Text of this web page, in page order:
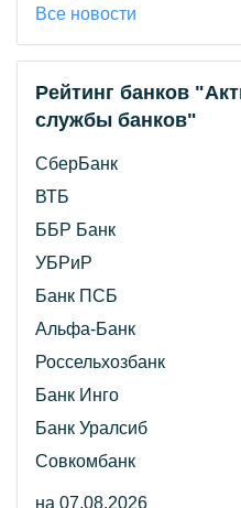
Все новости
Рейтинг банков
службы банков"
СберБанк
ВТБ
ББР Банк
УБРиР
Банк ПСБ
Альфа-Банк
Россельхозбанк
Банк Инго
Банк Уралсиб
Совкомбанк
на 07.08.2026